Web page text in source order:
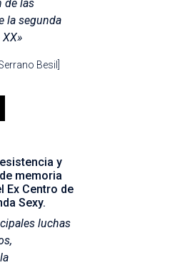
de las
la segunda
Besil]
y
memoria
Ex Centro de
Sexy.
luchas